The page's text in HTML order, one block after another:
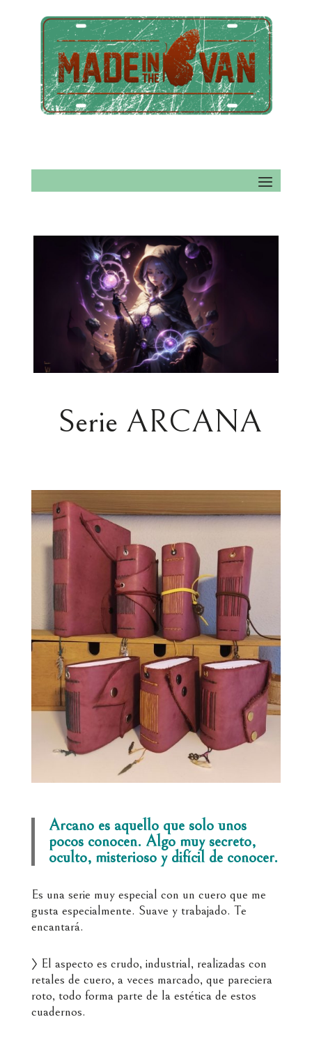
Serie ARCANA
Arcano es aquello que solo unos
pocos conocen. Algo muy secreto,
oculto, misterioso y difícil de conocer.
Es una serie muy especial con un cuero que me
gusta especialmente. Suave y trabajado. Te
encantará.
〉 El aspecto es crudo, industrial, realizadas con
retales de cuero, a veces marcado, que pareciera
roto, todo forma parte de la estética de estos
cuadernos.